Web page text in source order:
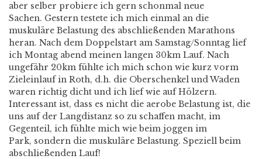
aber selber probiere ich gern schonmal neue
Sachen. Gestern testete ich mich einmal an die
muskuläre Belastung des abschließenden Marathons
heran. Nach dem Doppelstart am Samstag/Sonntag lief
ich Montag abend meinen langen 30km Lauf. Nach
ungefähr 20km fühlte ich mich schon wie kurz vorm
Zieleinlauf in Roth, d.h. die Oberschenkel und Waden
waren richtig dicht und ich lief wie auf Hölzern.
Interessant ist, dass es nicht die aerobe Belastung ist, die
uns auf der Langdistanz so zu schaffen macht, im
Gegenteil, ich fühlte mich wie beim joggen im
Park, sondern die muskuläre Belastung. Speziell beim
abschließenden Lauf!